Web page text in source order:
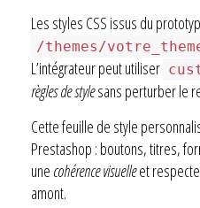
Les styles CSS issus du
/themes/
L’intégrateur peut utiliser
règles de stylesans perturber le
Cette feuille de style
Prestashop : boutons, titres,
une cohérence visuelleet
amont.